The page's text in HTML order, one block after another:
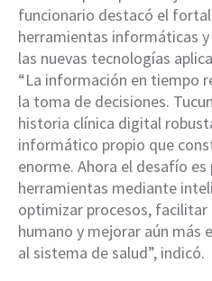
funcionario destacó el
herramientas informáticas
las nuevas tecnologías
“La información en tiempo
la toma de decisiones.
historia clínica digital
informático propio que
enorme. Ahora el desafío es
herramientas mediante
optimizar procesos, facilitar
humano y mejorar aún más
al sistema de salud”, indicó.